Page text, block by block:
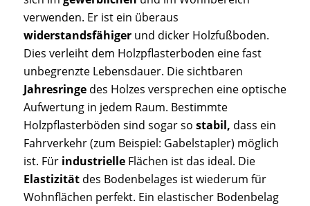
verwenden. Er ist ein überaus
widerstandsfähigerund dicker Holzfußboden.
Dies verleiht dem Holzpflasterboden eine fast
unbegrenzte Lebensdauer. Die sichtbaren
Jahresringedes Holzes versprechen eine optische
Aufwertung in jedem Raum. Bestimmte
Holzpflasterböden sind sogar so stabil, dass ein
Fahrverkehr (zum Beispiel: Gabelstapler) möglich
ist. Für industrielleFlächen ist das ideal. Die
Elastizitätdes Bodenbelages ist wiederum für
Wohnflächen perfekt. Ein elastischer Bodenbelag